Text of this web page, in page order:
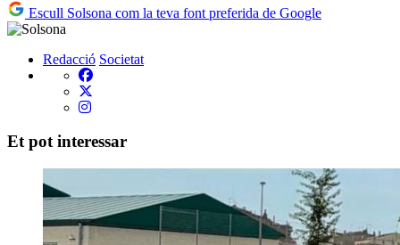
Escull Solsona com la teva font preferida de Google
Redacció Societat
Et pot interessar